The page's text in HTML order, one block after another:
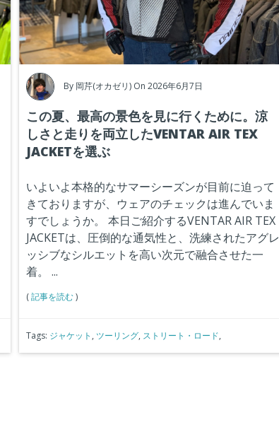
By 岡芹(オカゼリ) On 2026年6月7日
この夏、最高の景色を見に行くために。涼
しさと走りを両立したVENTAR AIR TEX
JACKETを選ぶ
いよいよ本格的なサマーシーズンが目前に迫って
きておりますが、ウェアのチェックは進んでいま
すでしょうか。
本日ご紹介するVENTAR AIR TEX
JACKETは、圧倒的な通気性と、洗練されたアグレ
ッシブなシルエットを高い次元で融合させた一
着。
...
(記事を読む)
Tags: ジャケット , ツーリング, ストリート・ロード,